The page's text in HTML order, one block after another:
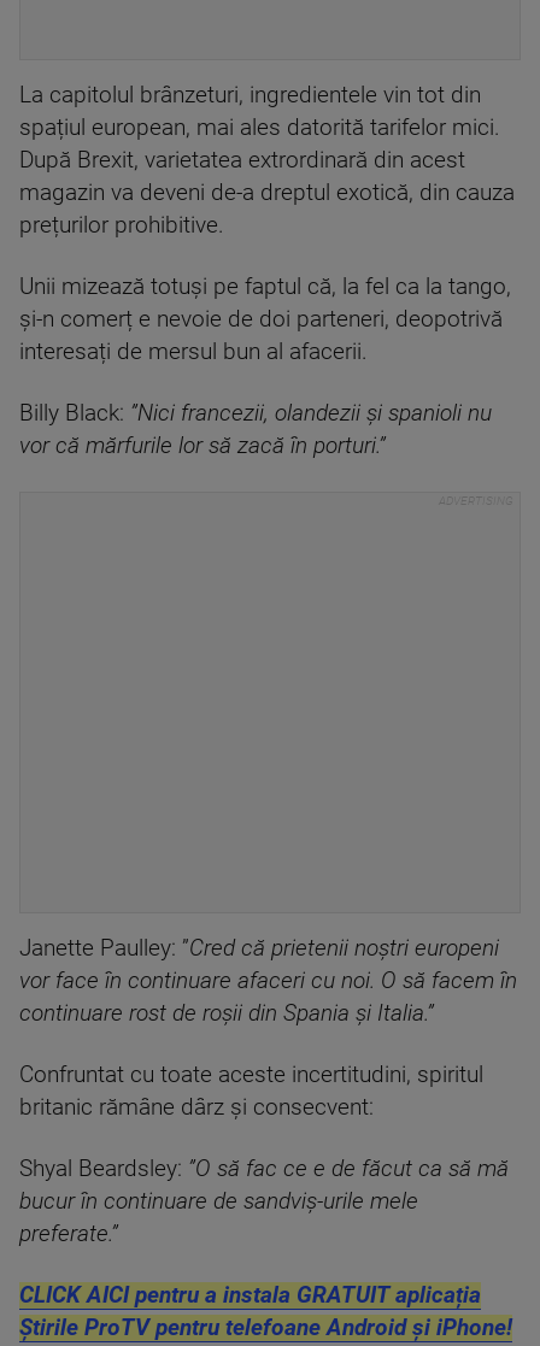
La capitolul brânzeturi, ingredientele vin tot din
spațiul european, mai ales datorită tarifelor mici.
După Brexit, varietatea extrordinară din acest
magazin va deveni de-a dreptul exotică, din cauza
prețurilor prohibitive.
Unii mizează totuși pe faptul că, la fel ca la tango,
și-n comerț e nevoie de doi parteneri, deopotrivă
interesați de mersul bun al afacerii.
Billy Black: ”Nici francezii, olandezii și spanioli nu
vor că mărfurile lor să zacă în porturi.”
Janette Paulley: ”Cred că prietenii noștri europeni
vor face în continuare afaceri cu noi. O să facem în
continuare rost de roșii din Spania și Italia.”
Confruntat cu toate aceste incertitudini, spiritul
britanic rămâne dârz și consecvent:
Shyal Beardsley: ”O să fac ce e de făcut ca să mă
bucur în continuare de sandviș-urile mele
preferate.”
CLICK AICI pentru a instala GRATUIT aplicația
Știrile ProTV pentru telefoane Android și iPhone!